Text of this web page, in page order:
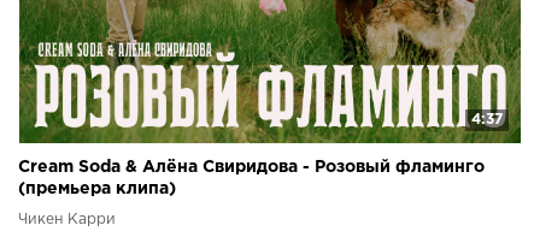
4:37
Cream Soda & Алёна Свиридова - Розовый фламинго
(премьера клипа)
Чикен Карри